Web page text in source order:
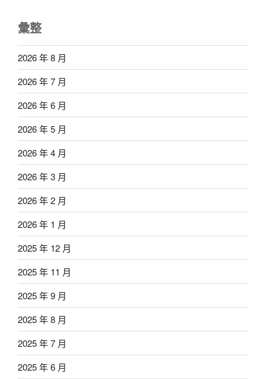
彙整
2026 年 8 月
2026 年 7 月
2026 年 6 月
2026 年 5 月
2026 年 4 月
2026 年 3 月
2026 年 2 月
2026 年 1 月
2025 年 12 月
2025 年 11 月
2025 年 9 月
2025 年 8 月
2025 年 7 月
2025 年 6 月